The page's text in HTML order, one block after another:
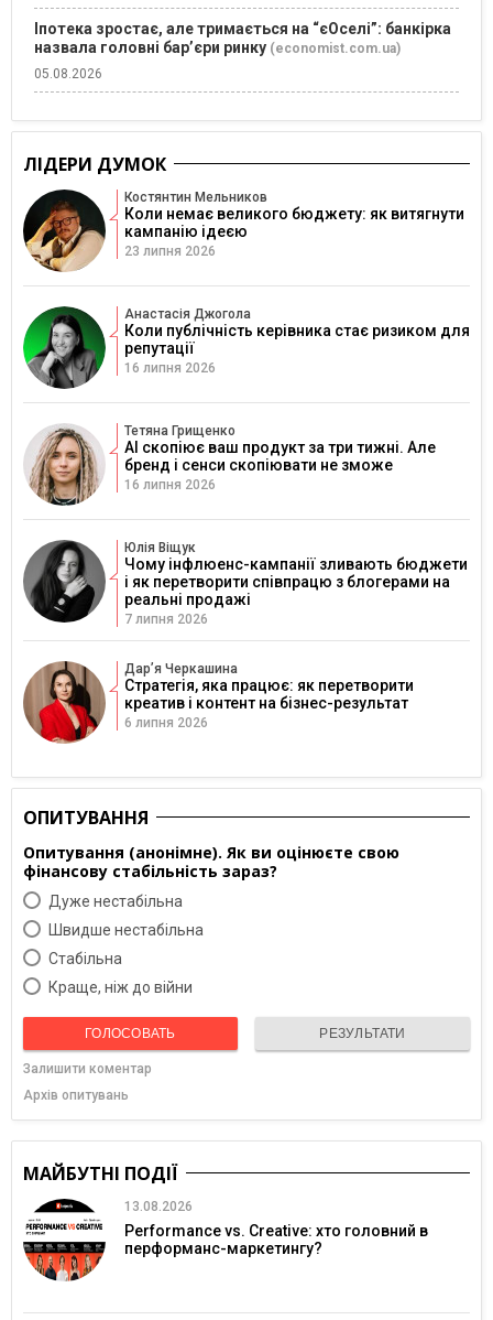
Іпотека зростає, але тримається на “єОселі”: банкірка
назвала головні бар’єри ринку (economist.com.ua)
05.08.2026
ЛІДЕРИ ДУМОК
Костянтин Мельников
Коли немає великого бюджету: як витягнути
кампанію ідеєю
23 липня 2026
Анастасія Джогола
Коли публічність керівника стає ризиком для
репутації
16 липня 2026
Тетяна Грищенко
AI скопіює ваш продукт за три тижні. Але
бренд і сенси скопіювати не зможе
16 липня 2026
Юлія Віщук
Чому інфлюенс-кампанії зливають бюджети
і як перетворити співпрацю з блогерами на
реальні продажі
7 липня 2026
Дарʼя Черкашина
Стратегія, яка працює: як перетворити
креатив і контент на бізнес-результат
6 липня 2026
ОПИТУВАННЯ
Опитування (анонімне). Як ви оцінюєте свою
фінансову стабільність зараз?
Дуже нестабільна
Швидше нестабільна
Cтабільна
Краще, ніж до війни
ГОЛОСОВАТЬ РЕЗУЛЬТАТИ
Залишити коментар
Архів опитувань
МАЙБУТНІ ПОДІЇ
13.08.2026
Performance vs. Creative: хто головний в
перформанс-маркетингу?